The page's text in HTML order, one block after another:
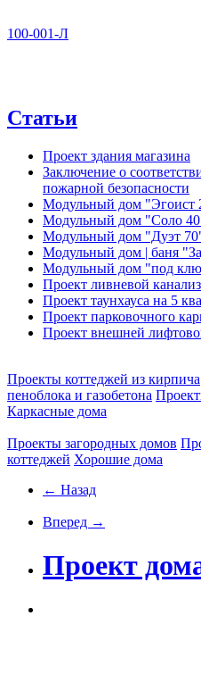
100-001-Л
Статьи
Проект здания магазина
Заключение о
пожарной безопасности
Модульный дом "Эгоист
Модульный дом "Соло
Модульный дом "Дуэт
Модульный дом | баня
Модульный дом "под
Проект ливневой
Проект таунхауса на 5
Проект парковочного
Проект внешней
Проекты коттеджей из кирпича
пеноблока и газобетона
Каркасные дома
Проекты загородных домов
коттеджей Хорошие дома
← Назад
Вперед →
Проект